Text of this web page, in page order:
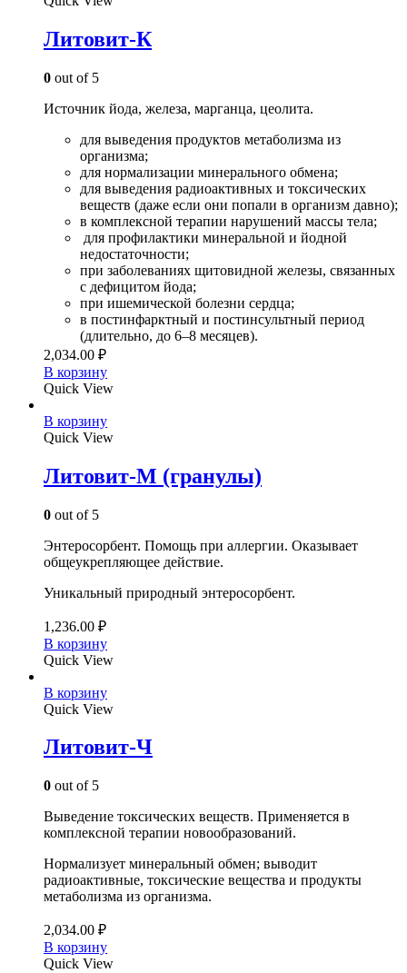
Литовит-К
0 out of 5
Источник йода, железа, марганца, цеолита.
для выведения продуктов метаболизма из
организма;
для нормализации минерального обмена;
для выведения радиоактивных и токсических
веществ (даже если они попали в организм давно);
в комплексной терапии нарушений массы тела;
для профилактики минеральной и йодной
недостаточности;
при заболеваниях щитовидной железы, связанных
с дефицитом йода;
при ишемической болезни сердца;
в постинфарктный и постинсультный период
(длительно, до 6–8 месяцев).
2,034.00 ₽
В корзину
Quick View
В корзину
Quick View
Литовит-М (гранулы)
0 out of 5
Энтеросорбент. Помощь при аллергии. Оказывает
общеукрепляющее действие.
Уникальный природный энтеросорбент.
1,236.00 ₽
В корзину
Quick View
В корзину
Quick View
Литовит-Ч
0 out of 5
Выведение токсических веществ. Применяется в
комплексной терапии новообразований.
Нормализует минеральный обмен; выводит
радиоактивные, токсические вещества и продукты
метаболизма из организма.
2,034.00 ₽
В корзину
Quick View